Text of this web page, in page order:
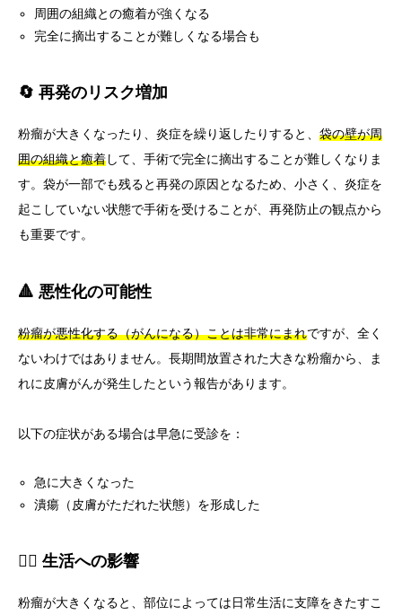
周囲の組織との癒着が強くなる
完全に摘出することが難しくなる場合も
🔄 再発のリスク増加
粉瘤が大きくなったり、炎症を繰り返したりすると、 袋の壁が周
囲の組織と癒着して、手術で完全に摘出することが難しくなりま
す。袋が一部でも残ると再発の原因となるため、小さく、炎症を
起こしていない状態で手術を受けることが、再発防止の観点から
も重要です。
🔺 悪性化の可能性
粉瘤が悪性化する（がんになる）ことは非常にまれですが、全く
ないわけではありません。長期間放置された大きな粉瘤から、ま
れに皮膚がんが発生したという報告があります。
以下の症状がある場合は早急に受診を：
急に大きくなった
潰瘍（皮膚がただれた状態）を形成した
🏃‍♀️ 生活への影響
粉瘤が大きくなると、部位によっては日常生活に支障をきたすこ